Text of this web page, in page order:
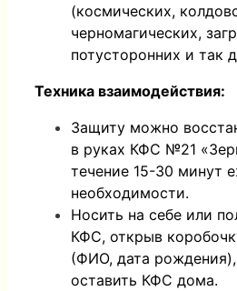
(космических,
черномагических,
потусторонних и так
Техника взаимодействия:
Защиту можно
в руках КФС №21
течение 15-30 минут
необходимости.
Носить на себе или
КФС, открыв
(ФИО, дата
оставить КФС дома.